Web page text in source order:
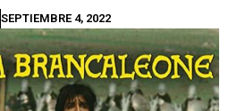
SEPTIEMBRE 4, 2022